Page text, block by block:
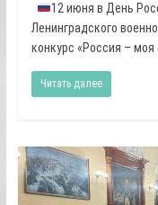
12 июня в День
Ленинградского
конкурс «Россия – моя
Читать далее